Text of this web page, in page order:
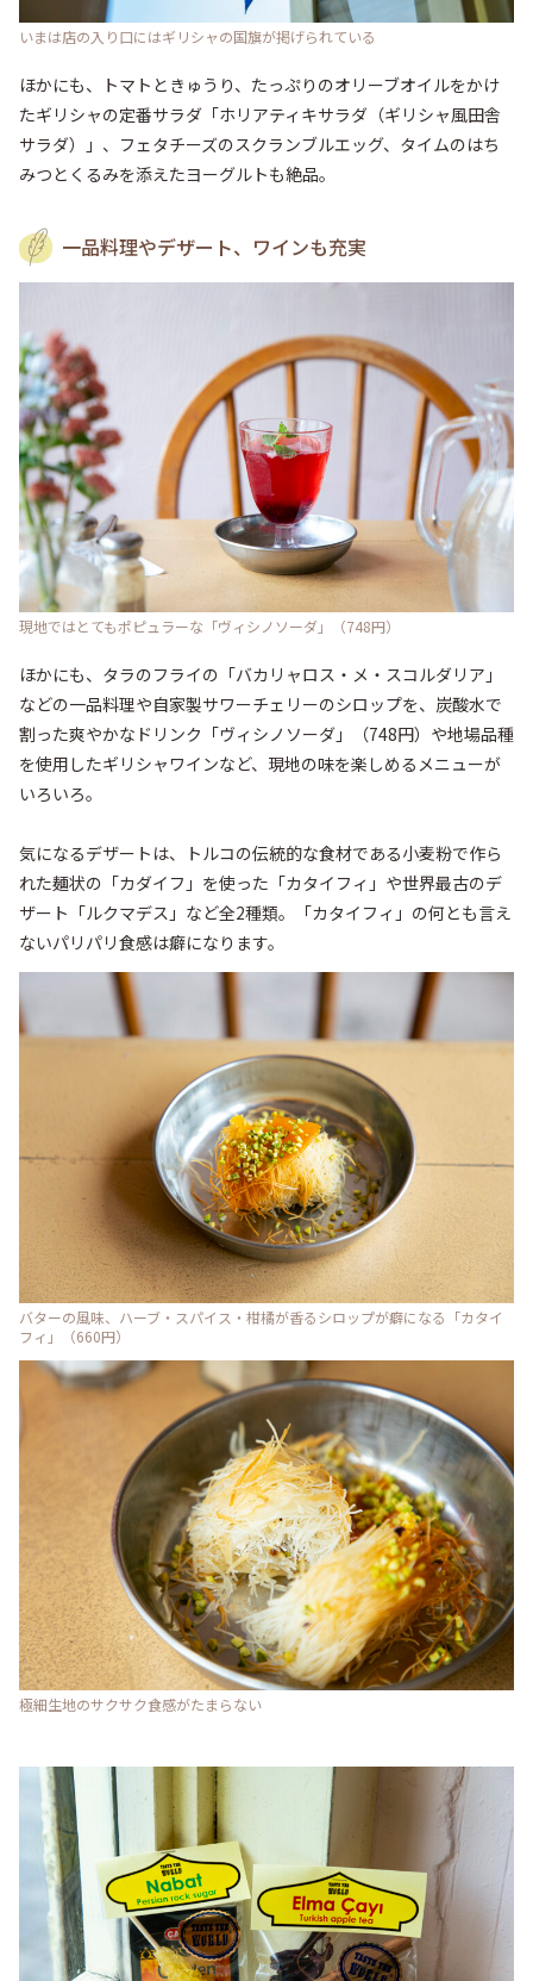
いまは店の入り口にはギリシャの国旗が掲げられている
ほかにも、トマトときゅうり、たっぷりのオリーブオイルをかけ
たギリシャの定番サラダ「ホリアティキサラダ（ギリシャ風田舎
サラダ）」、フェタチーズのスクランブルエッグ、タイムのはち
みつとくるみを添えたヨーグルトも絶品。
一品料理やデザート、ワインも充実
現地ではとてもポピュラーな「ヴィシノソーダ」（748円）
ほかにも、タラのフライの「バカリャロス・メ・スコルダリア」
などの一品料理や自家製サワーチェリーのシロップを、炭酸水で
割った爽やかなドリンク「ヴィシノソーダ」（748円）や地場品種
を使用したギリシャワインなど、現地の味を楽しめるメニューが
いろいろ。
気になるデザートは、トルコの伝統的な食材である小麦粉で作ら
れた麺状の「カダイフ」を使った「カタイフィ」や世界最古のデ
ザート「ルクマデス」など全2種類。「カタイフィ」の何とも言え
ないパリパリ食感は癖になります。
バターの風味、ハーブ・スパイス・柑橘が香るシロップが癖になる「カタイ
フィ」（660円）
極細生地のサクサク食感がたまらない